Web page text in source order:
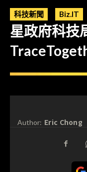
科技新聞 Biz.IT
星政府科技
Author: Eric Chong